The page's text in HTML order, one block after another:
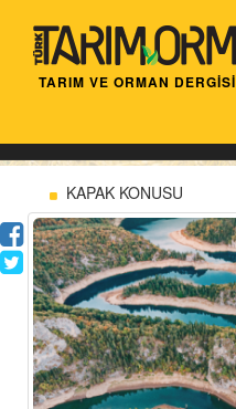
TARIM VE ORMAN DERGİSİ
KAPAK KONUSU